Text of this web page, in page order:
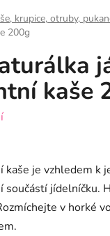
krupice, otruby,
200g
kaše
kaše je vzhledem k
jídelníčku.
v horké